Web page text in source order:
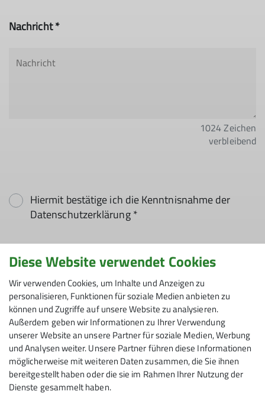
Nachricht *
1024Zeichen
verbleibend
Hiermit bestätige ich die Kenntnisnahme der
Datenschutzerklärung *
Hiermit erkläre ich mich einverstanden, dass
meine in das Kontaktformular eingegebenen
Daten elektronisch gesichert und zum Zweck der
Kontaktaufnahme verarbeitet und genutzt
werden. Mir ist bekannt, dass ich meine
Einwilligung jederzeit wiederrufen kann. *
Mit (*) markierte Felder
sind Pflichtfelder
Absenden
Diese Website verwendet Cookies
Wir verwenden Cookies, um Inhalte und Anzeigen zu
personalisieren, Funktionen für soziale Medien anbieten zu
können und Zugriffe auf unsere Website zu analysieren.
Außerdem geben wir Informationen zu Ihrer Verwendung
unserer Website an unsere Partner für soziale Medien, Werbung
und Analysen weiter. Unsere Partner führen diese Informationen
möglicherweise mit weiteren Daten zusammen, die Sie ihnen
bereitgestellt haben oder die sie im Rahmen Ihrer Nutzung der
Dienste gesammelt haben.